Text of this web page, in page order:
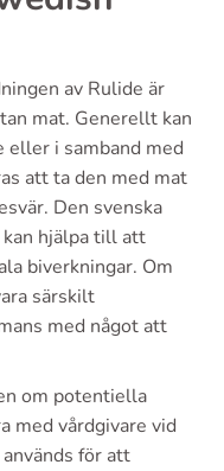
av Rulide är
mat. Generellt kan
eller i samband med
att ta den med mat
Den svenska
hjälpa till att
biverkningar. Om
särskilt
med något att
om potentiella
med vårdgivare vid
för att